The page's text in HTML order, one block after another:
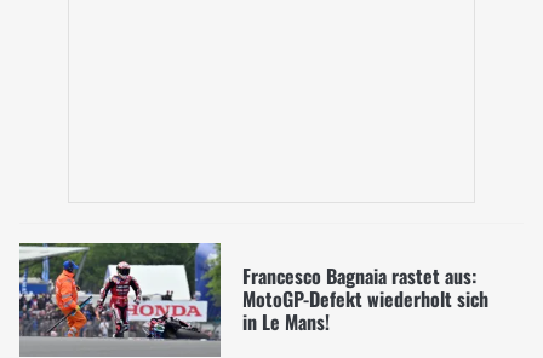
Francesco Bagnaia rastet aus:
MotoGP-Defekt wiederholt sich
in Le Mans!